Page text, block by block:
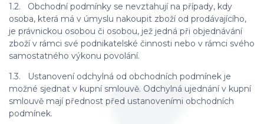
1.2. Obchodní podmínky se nevztahují na případy, kdy
osoba, která má v úmyslu nakoupit zboží od prodávajícího,
je právnickou osobou či osobou, jež jedná při objednávání
zboží v rámci své podnikatelské činnosti nebo v rámci svého
samostatného výkonu povolání.
1.3. Ustanovení odchylná od obchodních podmínek je
možné sjednat v kupní smlouvě. Odchylná ujednání v kupní
smlouvě mají přednost před ustanoveními obchodních
podmínek.